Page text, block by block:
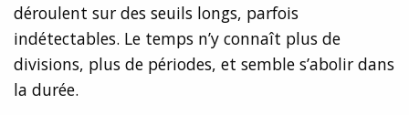
déroulent sur des seuils longs, parfois
indétectables. Le temps n’y connaît plus de
divisions, plus de périodes, et semble s’abolir dans
la durée.